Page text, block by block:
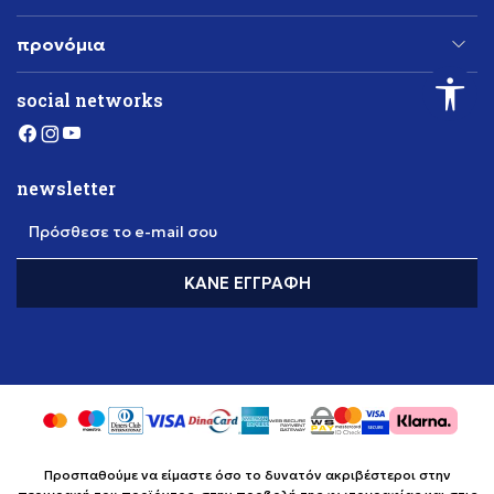
προνόμια
social networks
newsletter
Πρόσθεσε το e-mail σου
ΚΆΝΕ ΕΓΓΡΑΦΉ
Προσπαθούμε να είμαστε όσο το δυνατόν ακριβέστεροι στην